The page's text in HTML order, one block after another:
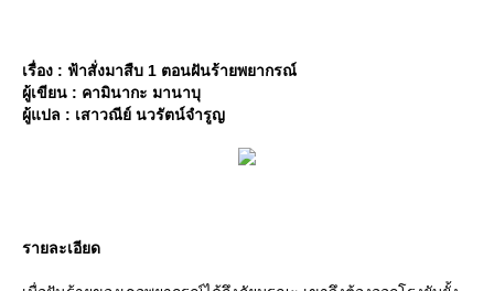
เรื่อง : ฟ้าสั่งมาสืบ 1 ตอนฝันร้ายพยากรณ์
ผู้เขียน : คามินากะ มานาบุ
ผู้แปล : เสาวณีย์ นวรัตน์จำรูญ
รายละเอียด